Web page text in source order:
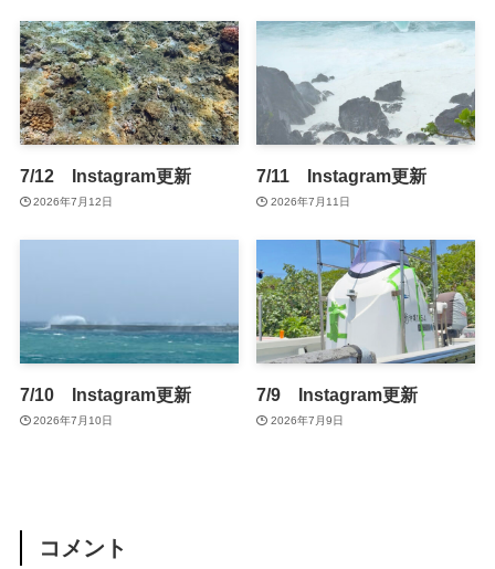
7/12 Instagram更新
2026年7月12日
7/11 Instagram更新
2026年7月11日
7/10 Instagram更新
2026年7月10日
7/9 Instagram更新
2026年7月9日
コメント